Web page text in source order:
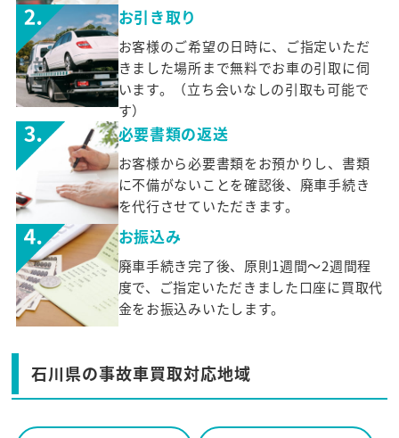
お引き取り
お客様のご希望の日時に、ご指定いただ
きました場所まで無料でお車の引取に伺
います。（立ち会いなしの引取も可能で
す）
必要書類の返送
お客様から必要書類をお預かりし、書類
に不備がないことを確認後、廃車手続き
を代行させていただきます。
お振込み
廃車手続き完了後、原則1週間～2週間程
度で、ご指定いただきました口座に買取代
金をお振込みいたします。
石川県の事故車買取対応地域